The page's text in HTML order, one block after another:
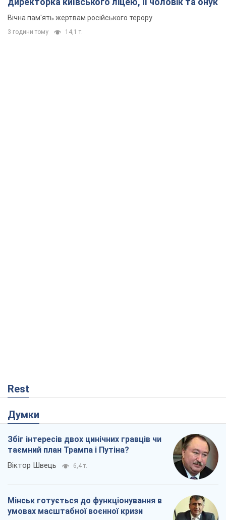
Вічна пам'ять жертвам російського терору
3 години тому 14,1 т.
Rest
Думки
Збіг інтересів двох цинічних гравців чи
таємний план Трампа і Путіна?
Віктор Швець 6,4 т.
Мінськ готується до функціонування в
умовах масштабної воєнної кризи